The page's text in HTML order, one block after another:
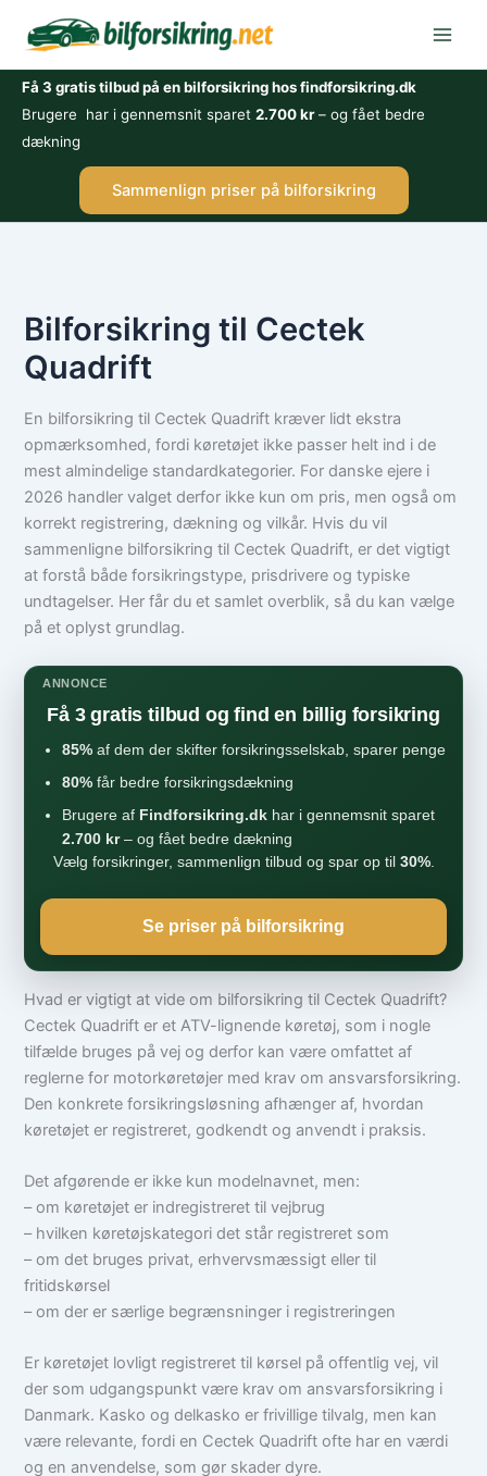
Få 3 gratis tilbud på en bilforsikring hos findforsikring.dk
Brugere har i gennemsnit sparet 2.700 kr– og fået bedre
dækning
Sammenlign priser på bilforsikring
Bilforsikring til Cectek
Quadrift
En bilforsikring til Cectek Quadrift kræver lidt ekstra
opmærksomhed, fordi køretøjet ikke passer helt ind i de
mest almindelige standardkategorier. For danske ejere i
2026 handler valget derfor ikke kun om pris, men også om
korrekt registrering, dækning og vilkår. Hvis du vil
sammenligne bilforsikring til Cectek Quadrift, er det vigtigt
at forstå både forsikringstype, prisdrivere og typiske
undtagelser. Her får du et samlet overblik, så du kan vælge
på et oplyst grundlag.
ANNONCE
Få 3 gratis tilbud og find en billig forsikring
85% af dem der skifter forsikringsselskab, sparer penge
80% får bedre forsikringsdækning
Brugere af Findforsikring.dk har i gennemsnit sparet
2.700 kr– og fået bedre dækning
Vælg forsikringer, sammenlign tilbud og spar op til 30%.
Se priser på bilforsikring
Hvad er vigtigt at vide om bilforsikring til Cectek Quadrift?
Cectek Quadrift er et ATV-lignende køretøj, som i nogle
tilfælde bruges på vej og derfor kan være omfattet af
reglerne for motorkøretøjer med krav om ansvarsforsikring.
Den konkrete forsikringsløsning afhænger af, hvordan
køretøjet er registreret, godkendt og anvendt i praksis.
Det afgørende er ikke kun modelnavnet, men:
– om køretøjet er indregistreret til vejbrug
– hvilken køretøjskategori det står registreret som
– om det bruges privat, erhvervsmæssigt eller til
fritidskørsel
– om der er særlige begrænsninger i registreringen
Er køretøjet lovligt registreret til kørsel på offentlig vej, vil
der som udgangspunkt være krav om ansvarsforsikring i
Danmark. Kasko og delkasko er frivillige tilvalg, men kan
være relevante, fordi en Cectek Quadrift ofte har en værdi
og en anvendelse, som gør skader dyre.